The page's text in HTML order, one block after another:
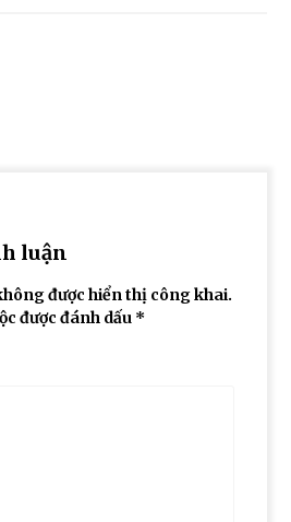
luận
được hiển thị công khai.
được đánh dấu *